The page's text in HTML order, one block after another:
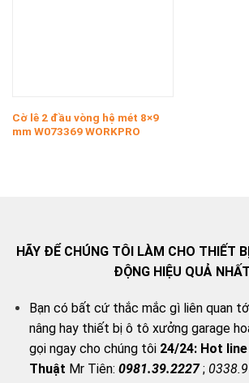
Cờ lê 2 đầu vòng hệ mét 8×9
mm W073369 WORKPRO
HÃY ĐỂ CHÚNG TÔI LÀM CHO THIẾT
ĐỘNG HIỆU QUẢ NHẤT
Bạn có bất cứ thắc mắc gì liên quan
nâng hay thiết bị ô tô xưởng garage
gọi ngay cho chúng tôi 24/24: Hot
Thuật Mr Tiên: 0981.39.2227;